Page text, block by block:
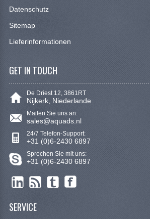
Datenschutz
Sitemap
Lieferinformationen
GET IN TOUCH
De Driest 12, 3861RT
Nijkerk, Niederlande
Mailen Sie uns an:
sales@aquads.nl
24/7 Telefon-Support:
+31 (0)6-2430 6897
Sprechen Sie mit uns:
+31 (0)6-2430 6897
SERVICE